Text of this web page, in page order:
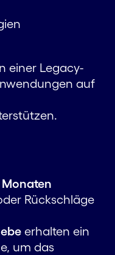
einer Legacy-
auf
Monaten
Rückschläge
erhalten ein
um das